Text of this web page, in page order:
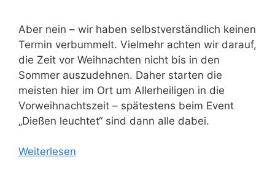
Aber nein – wir haben selbstverständlich keinen
Termin verbummelt. Vielmehr achten wir darauf,
die Zeit vor Weihnachten nicht bis in den
Sommer auszudehnen. Daher starten die
meisten hier im Ort um Allerheiligen in die
Vorweihnachtszeit – spätestens beim Event
„Dießen leuchtet“ sind dann alle dabei.
Weiterlesen